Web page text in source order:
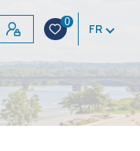
0 FR